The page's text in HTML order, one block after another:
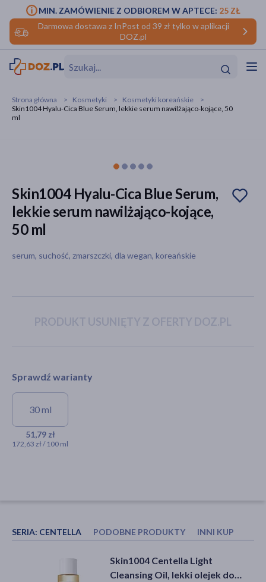
Darmowa dostawa z InPost od 39 zł tylko w aplikacji
DOZ.pl
MIN. ZAMÓWIENIE Z ODBIOREM W APTECE: 25 ZŁ
Hit
Strona główna Kosmetyki
Kosmetyki koreańskie
Skin1004 Hyalu-Cica Blue Serum, lekkie serum nawilżająco-kojące, 50
ml
Skin1004 Hyalu-Cica Blue Serum,
lekkie serum nawilżająco-kojące,
50 ml
serum, suchość, zmarszczki, dla wegan, koreańskie
PRODUKT USUNIĘTY Z OFERTY DOZ.PL
Sprawdź warianty
30 ml
51,79 zł
172,63 zł / 100 ml
SERIA: CENTELLA PODOBNE PRODUKTY INNI KUPOWALI
Apis Hydro Evolution, serum
ekstremalnie nawilżające z
Ziaja Satin Glow, tonik
nawilżający, 200 ml
Skin1004 Centella Light
Cleansing Oil, lekki olejek do